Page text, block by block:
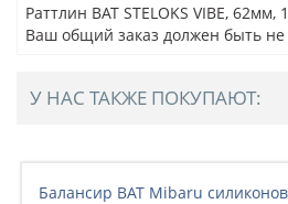
Раттлин BAT STELOKS VIBE, 62мм,
Ваш общий заказ должен быть не
У НАС ТАКЖЕ ПОКУПАЮТ:
Балансир BAT Mibaru